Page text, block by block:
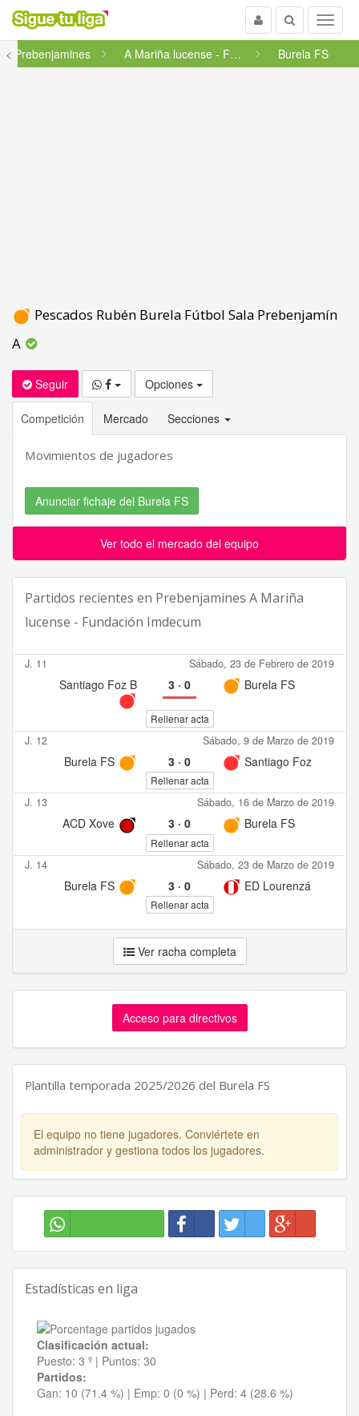
Menu
Buscar
Usuario
< Prebenjamines A Mariña lucense - Fundación... Burela FS
Pescados Rubén Burela Fútbol Sala Prebenjamín
A
Seguir Opciones
Competición Mercado Secciones
Movimientos de jugadores
Anunciar fichaje del Burela FS
Ver todo el mercado del equipo
Partidos recientes en Prebenjamines A Mariña
lucense - Fundación Imdecum
J. 11 Sábado, 23 de Febrero de 2019
Santiago Foz B 3· 0 Burela FS
Rellenar acta
J. 12 Sábado, 9 de Marzo de 2019
Burela FS 3· 0 Santiago Foz
Rellenar acta
J. 13 Sábado, 16 de Marzo de 2019
ACD Xove 3· 0 Burela FS
Rellenar acta
J. 14 Sábado, 23 de Marzo de 2019
Burela FS 3· 0 ED Lourenzá
Rellenar acta
Ver racha completa
Acceso para directivos
Plantilla temporada 2025/2026 del Burela FS
El equipo no tiene jugadores. Conviértete en
administrador y gestiona todos los jugadores.
Estadísticas en liga
Clasificación actual:
Puesto: 3 º | Puntos: 30
Partidos:
Gan: 10 (71.4 %) | Emp: 0 (0 %) | Perd: 4 (28.6 %)